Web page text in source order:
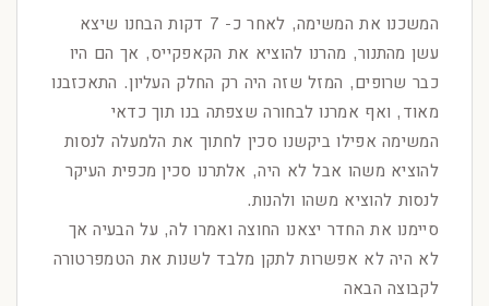
המשכנו את המשימה, לאחר כ- 7 דקות הבחנו שיצא
עשן מהתנור, מהרנו להוציא את הקאפקייס, אך הם היו
כבר שרופים, המזל שזה היה רק החלק העליון. התאכזבנו
מאוד, ואף אמרנו לבחורה שצפתה בנו תוך כדאי
המשימה אפילו ביקשנו סכין לחתוך את הלמעלה לנסות
להוציא משהו אבל לא היה, אלתרנו סכין מכפית העיקר
לנסות להוציא משהו ולהנות.
סיימנו את החדר יצאנו החוצה ואמרו לה, על הבעיה אך
לא היה לא אפשרות לתקן מלבד לשנות את הטמפרטורה
לקבוצה הבאה